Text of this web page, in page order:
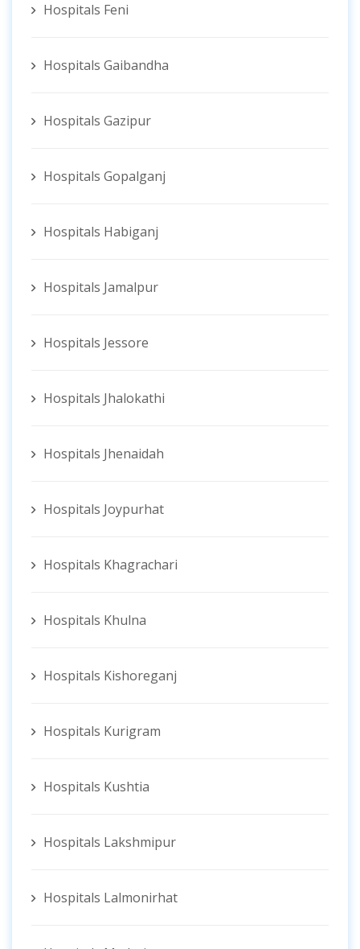
Hospitals Feni
Hospitals Gaibandha
Hospitals Gazipur
Hospitals Gopalganj
Hospitals Habiganj
Hospitals Jamalpur
Hospitals Jessore
Hospitals Jhalokathi
Hospitals Jhenaidah
Hospitals Joypurhat
Hospitals Khagrachari
Hospitals Khulna
Hospitals Kishoreganj
Hospitals Kurigram
Hospitals Kushtia
Hospitals Lakshmipur
Hospitals Lalmonirhat